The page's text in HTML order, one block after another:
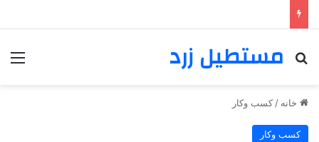
مستطیل زرد
خانه / کسب وکار
کسب وکار